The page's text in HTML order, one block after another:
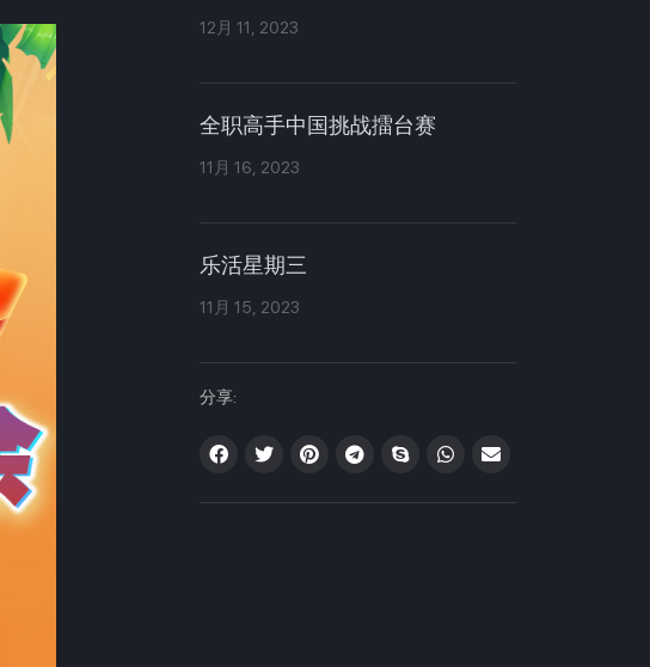
12月 11, 2023
全职高手中国挑战擂台赛
11月 16, 2023
乐活星期三
11月 15, 2023
分享: